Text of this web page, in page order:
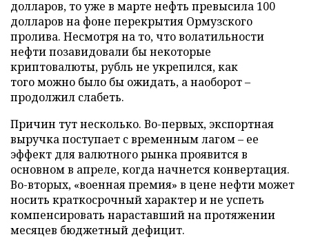
долларов, то уже в марте нефть превысила 100
долларов на фоне перекрытия Ормузского
пролива. Несмотря на то, что волатильности
нефти позавидовали бы некоторые
криптовалюты, рубль не укрепился, как
того можно было бы ожидать, а наоборот –
продолжил слабеть.
Причин тут несколько. Во-первых, экспортная
выручка поступает с временным лагом – ее
эффект для валютного рынка проявится в
основном в апреле, когда начнется конвертация.
Во-вторых, «военная премия» в цене нефти может
носить краткосрочный характер и не успеть
компенсировать нараставший на протяжении
месяцев бюджетный дефицит.